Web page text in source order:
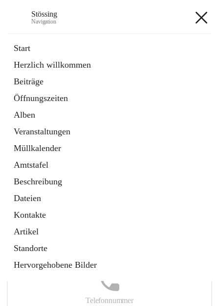
Stössing
Navigation
Start
Herzlich willkommen
Beiträge
Öffnungszeiten
Alben
Veranstaltungen
Müllkalender
Amtstafel
Beschreibung
Dateien
Kontakte
Artikel
Standorte
Hervorgehobene Bilder
Datei
in
Tab
Kindergarten
öffnet
in
neuem
Tab
Telefonnummer